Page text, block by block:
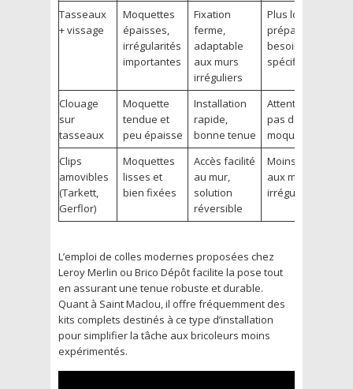
Tasseaux
+ vissage
Moquettes
épaisses,
irrégularités
importantes
Fixation
ferme,
adaptable
aux murs
irréguliers
Plus longue
préparation,
besoin d’outils
spécifiques
Clouage
sur
tasseaux
Moquette
tendue et
peu épaisse
Installation
rapide,
bonne tenue
Attention à ne
pas déchirer la
moquette
Clips
amovibles
(Tarkett,
Gerflor)
Moquettes
lisses et
bien fixées
Accès facilité
au mur,
solution
réversible
Moins adapté
aux murs très
irréguliers
L’emploi de colles modernes proposées chez
Leroy Merlin ou Brico Dépôt facilite la pose tout
en assurant une tenue robuste et durable.
Quant à Saint Maclou, il offre fréquemment des
kits complets destinés à ce type d’installation
pour simplifier la tâche aux bricoleurs moins
expérimentés.